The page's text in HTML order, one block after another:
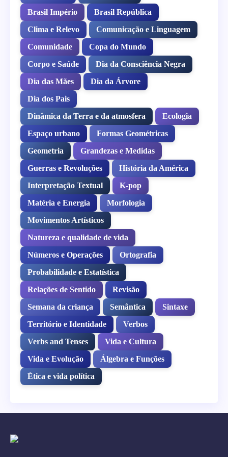
Brasil Império
Brasil República
Clima e Relevo
Comunicação e Linguagem
Comunidade
Copa do Mundo
Corpo e Saúde
Dia da Consciência Negra
Dia das Mães
Dia da Árvore
Dia dos Pais
Dinâmica da Terra e da atmosfera
Ecologia
Espaço urbano
Formas Geométricas
Geometria
Grandezas e Medidas
Guerras e Revoluções
História da América
Interpretação Textual
K-pop
Matéria e Energia
Morfologia
Movimentos Artísticos
Natureza e qualidade de vida
Números e Operações
Ortografia
Probabilidade e Estatística
Relações de Sentido
Revisão
Semana da criança
Semântica
Sintaxe
Território e Identidade
Verbos
Verbs and Tenses
Vida e Cultura
Vida e Evolução
Álgebra e Funções
Ética e vida política